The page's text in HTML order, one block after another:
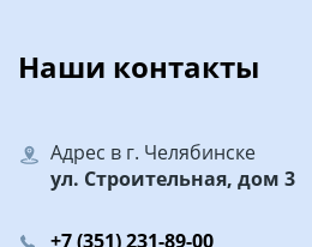
Наши контакты
Адрес в г. Челябинске
ул. Строительная, дом 3
+7 (351) 231-89-00